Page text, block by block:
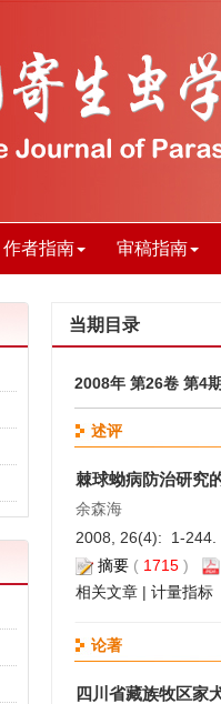
作者指南 审稿指南
当期目录
2008年 第26卷 第4
述评
棘球蚴病防治研究
余森海
2008, 26(4): 1-244.
摘要 ( 1715 )
相关文章 | 计量指标
论著
四川省藏族牧区家